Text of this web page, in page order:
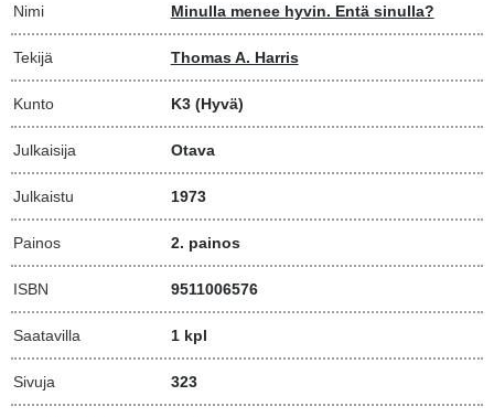
Nimi Minulla menee hyvin. Entä sinulla?
Tekijä Thomas A. Harris
Kunto K3 (Hyvä)
Julkaisija Otava
Julkaistu 1973
Painos 2. painos
ISBN 9511006576
Saatavilla 1 kpl
Sivuja 323